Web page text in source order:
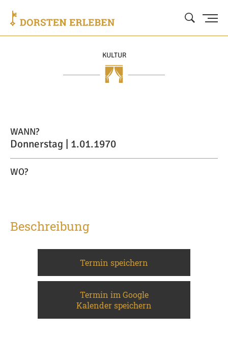
KULTUR
WANN?
Donnerstag | 1.01.1970
WO?
Beschreibung
Termin speichern
Termin im Google
Kalender speichern